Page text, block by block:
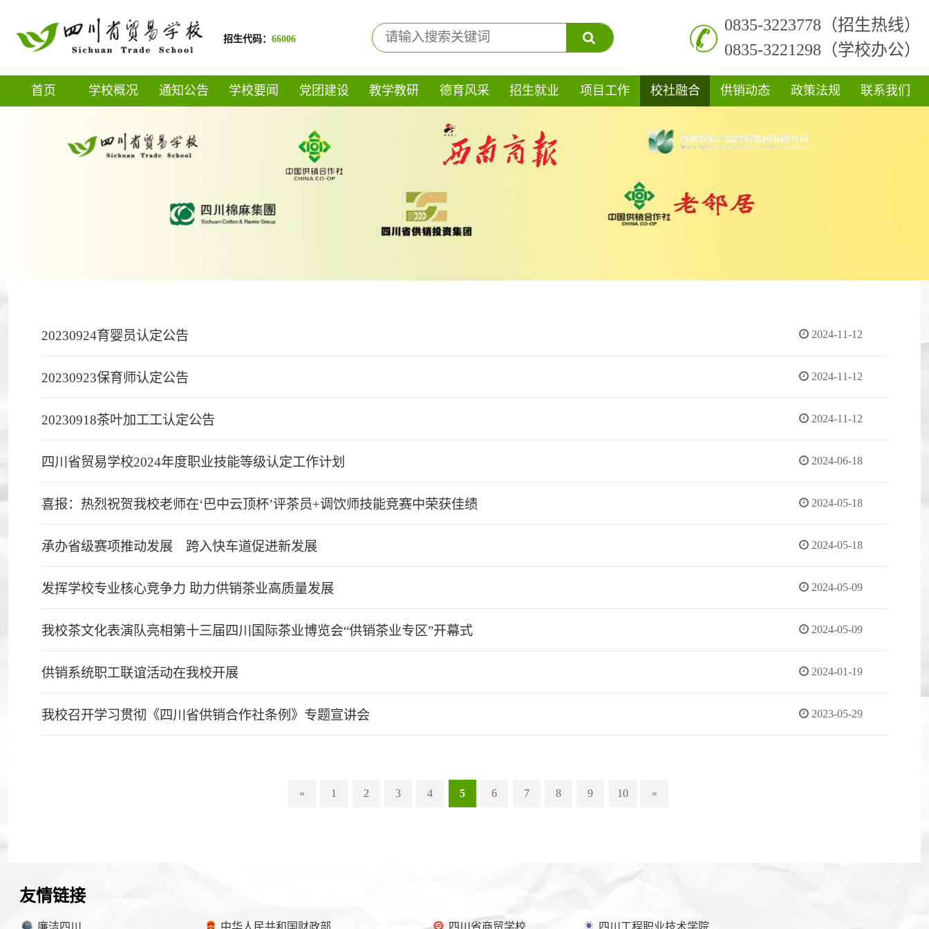
招生代码：66006
0835-3223778（招生热线）
0835-3221298（学校办公）
首页 学校概况 通知公告 学校要闻 党团建设 教学教研 德育风采 招生就业 项目工作 校社融合 供销动态 政策法规 联系我们
20230924育婴员认定公告 2024-11-12
20230923保育师认定公告 2024-11-12
20230918茶叶加工工认定公告 2024-11-12
四川省贸易学校2024年度职业技能等级认定工作计划 2024-06-18
喜报：热烈祝贺我校老师在‘巴中云顶杯’评茶员+调饮师技能竞赛中荣获佳绩 2024-05-18
承办省级赛项推动发展 跨入快车道促进新发展 2024-05-18
发挥学校专业核心竞争力 助力供销茶业高质量发展 2024-05-09
我校茶文化表演队亮相第十三届四川国际茶业博览会“供销茶业专区”开幕式 2024-05-09
供销系统职工联谊活动在我校开展 2024-01-19
我校召开学习贯彻《四川省供销合作社条例》专题宣讲会 2023-05-29
« 1 2 3 4 5 6 7 8 9 10 »
友情链接
廉洁四川 中华人民共和国财政部 四川省商贸学校 四川工程职业技术学院